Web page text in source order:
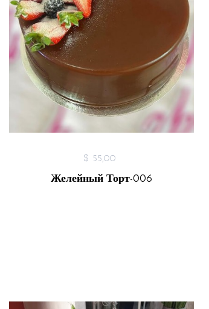
$ 55,00
Желейный Торт-006